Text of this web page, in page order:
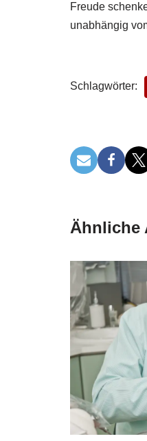
Freude
unabhängig
Schlagwörter:
Ähnliche